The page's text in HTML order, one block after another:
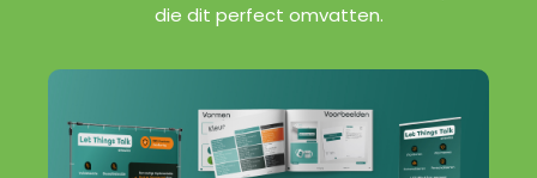
die dit perfect omvatten.